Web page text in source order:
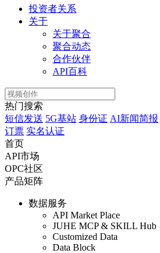
投资者关系
关于
关于聚合
聚合动态
合作伙伴
API百科
热门搜索
短信发送 5G基站 身份证 AI新闻简报
订票 实名认证
首页
API市场
OPC社区
产品矩阵
数据服务
API Market Place
JUHE MCP & SKILL Hub
Customized Data
Data Block